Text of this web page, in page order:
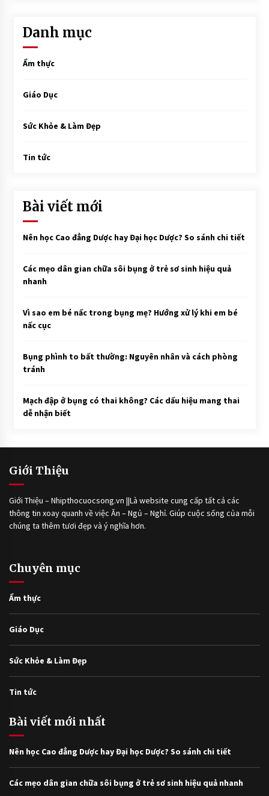
Danh mục
Ẩm thực
Giáo Dục
Sức Khỏe & Làm Đẹp
Tin tức
Bài viết mới
Nên học Cao đẳng Dược hay Đại học Dược? So sánh chi tiết
Các mẹo dân gian chữa sôi bụng ở trẻ sơ sinh hiệu quả
nhanh
Vì sao em bé nấc trong bụng mẹ? Hướng xử lý khi em bé
nấc cục
Bụng phình to bất thường: Nguyên nhân và cách phòng
tránh
Mạch đập ở bụng có thai không? Các dấu hiệu mang thai
dễ nhận biết
Giới Thiệu
Giới Thiệu – Nhipthocuocsong.vn ||Là website cung cấp tất cả các
thông tin xoay quanh về việc Ăn – Ngủ – Nghỉ. Giúp cuộc sống của mỗi
chúng ta thêm tươi đẹp và ý nghĩa hơn.
Chuyên mục
Ẩm thực
Giáo Dục
Sức Khỏe & Làm Đẹp
Tin tức
Bài viết mới nhất
Nên học Cao đẳng Dược hay Đại học Dược? So sánh chi tiết
Các mẹo dân gian chữa sôi bụng ở trẻ sơ sinh hiệu quả nhanh